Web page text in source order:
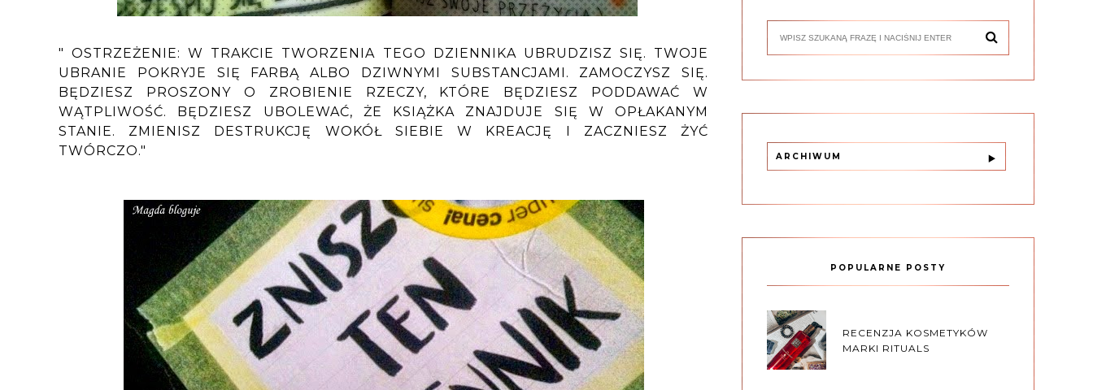
" OSTRZEŻENIE: W TRAKCIE TWORZENIA TEGO DZIENNIKA UBRUDZISZ SIĘ. TWOJE
UBRANIE POKRYJE SIĘ FARBĄ ALBO DZIWNYMI SUBSTANCJAMI. ZAMOCZYSZ SIĘ.
BĘDZIESZ PROSZONY O ZROBIENIE RZECZY, KTÓRE BĘDZIESZ PODDAWAĆ W
WĄTPLIWOŚĆ. BĘDZIESZ UBOLEWAĆ, ŻE KSIĄŻKA ZNAJDUJE SIĘ W OPŁAKANYM
STANIE. ZMIENISZ DESTRUKCJĘ WOKÓŁ SIEBIE W KREACJĘ I ZACZNIESZ ŻYĆ
TWÓRCZO."
ARCHIWUM
POPULARNE POSTY
RECENZJA KOSMETYKÓW
MARKI RITUALS